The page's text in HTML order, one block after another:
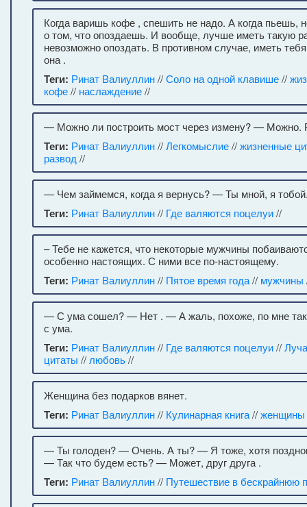
Когда варишь кофе , спешить не надо. А когда пьешь,
о том, что опоздаешь. И вообще, лучше иметь такую
невозможно опоздать. В противном случае, иметь
она .
Теги: Ринат Валиуллин//Соло на одной клавише//
кофе// наслаждение//
— Можно ли построить мост через измену? — Можно.
Теги: Ринат Валиуллин//Легкомыслие//жизненные
развод //
— Чем займемся, когда я вернусь? — Ты мной, я
Теги: Ринат Валиуллин// Где валяются поцелуи//
– Тебе не кажется, что некоторые мужчины
особенно настоящих. С ними все по-настоящему.
Теги: Ринат Валиуллин// Пятое время года// мужчины
— С ума сошел? — Нет . — А жаль, похоже, по мне так
с ума.
Теги: Ринат Валиуллин// Где валяются поцелуи//
цитаты // любовь//
Женщина без подарков вянет.
Теги: Ринат Валиуллин// Кулинарная книга//женщины
— Ты голоден? — Очень. А ты? — Я тоже, хотя
— Так что будем есть? — Может, друг друга .
Теги: Ринат Валиуллин// Путешествие в бескрайнюю